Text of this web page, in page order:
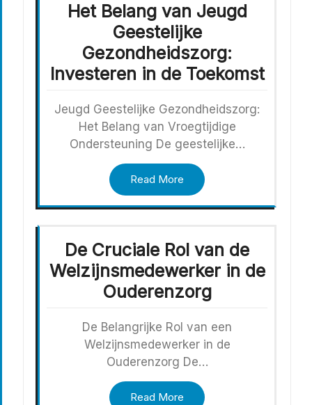
Het Belang van Jeugd
Geestelijke
Gezondheidszorg:
Investeren in de Toekomst
Jeugd Geestelijke Gezondheidszorg:
Het Belang van Vroegtijdige
Ondersteuning De geestelijke…
Read More
De Cruciale Rol van de
Welzijnsmedewerker in de
Ouderenzorg
De Belangrijke Rol van een
Welzijnsmedewerker in de
Ouderenzorg De…
Read More